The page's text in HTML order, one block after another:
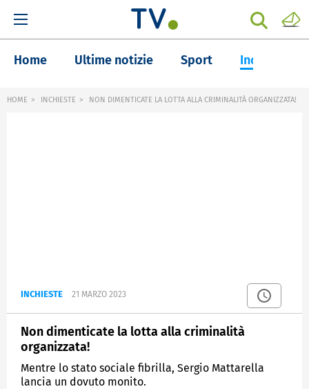
Home Ultime notizie Sport Inchieste
HOME INCHIESTE NON DIMENTICATE LA LOTTA ALLA CRIMINALITÀ ORGANIZZATA!
INCHIESTE 21 MARZO 2023
Non dimenticate la lotta alla criminalità
organizzata!
Mentre lo stato sociale fibrilla, Sergio Mattarella
lancia un dovuto monito.